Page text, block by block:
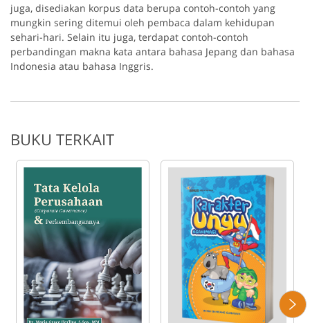
juga, disediakan korpus data berupa contoh-contoh yang
mungkin sering ditemui oleh pembaca dalam kehidupan
sehari-hari. Selain itu juga, terdapat contoh-contoh
perbandingan makna kata antara bahasa Jepang dan bahasa
Indonesia atau bahasa Inggris.
BUKU TERKAIT